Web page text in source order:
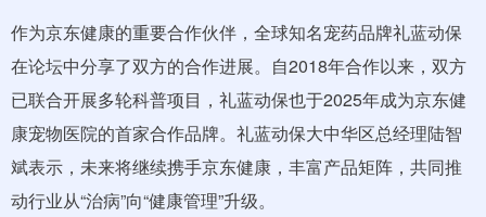
作为京东健康的重要合作伙伴，全球知名宠药品牌礼蓝动保
在论坛中分享了双方的合作进展。自2018年合作以来，双方
已联合开展多轮科普项目，礼蓝动保也于2025年成为京东健
康宠物医院的首家合作品牌。礼蓝动保大中华区总经理陆智
斌表示，未来将继续携手京东健康，丰富产品矩阵，共同推
动行业从“治病”向“健康管理”升级。